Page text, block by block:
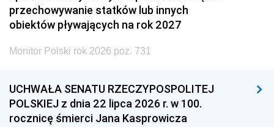
przechowywanie statków lub innych
obiektów pływających na rok 2027
Monitor Polski rok 2026 poz. 731
UCHWAŁA SENATU RZECZYPOSPOLITEJ
POLSKIEJ z dnia 22 lipca 2026 r. w 100.
rocznicę śmierci Jana Kasprowicza